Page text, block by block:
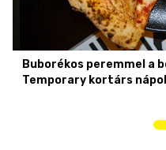
Buborékos peremmel a
Temporary kortárs